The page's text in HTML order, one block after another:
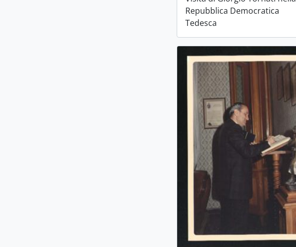
Repubblica Democratica
Tedesca